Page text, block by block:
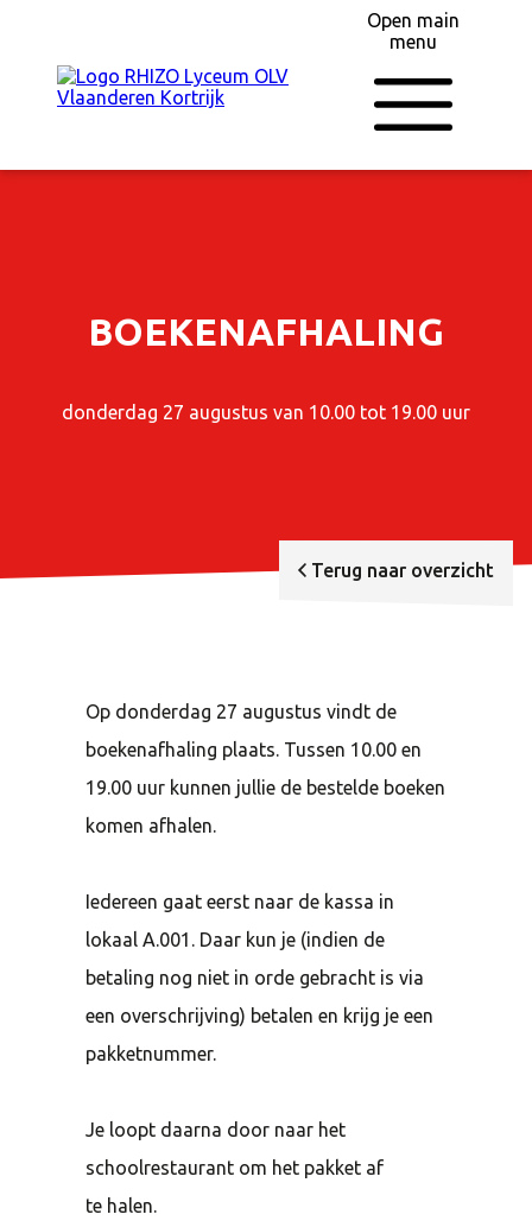
Open main
menu
BOEKENAFHALING
donderdag 27 augustus van 10.00 tot 19.00 uur
Terug naar overzicht
Op donderdag 27 augustus vindt de
boekenafhaling plaats. Tussen 10.00 en
19.00 uur kunnen jullie de bestelde boeken
komen afhalen.
Iedereen gaat eerst naar de kassa in
lokaal A.001 . Daar kun je (indien de
betaling nog niet in orde gebracht is via
een overschrijving) betalen en krijg je een
pakketnummer.
Je loopt daarna door naar het
schoolrestaurant om het pakket af
te halen.